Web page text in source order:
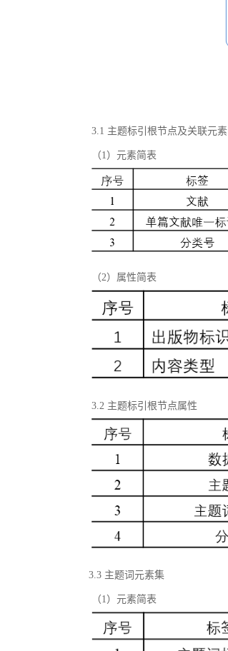
3.1 主题标引根节点及关联元素
（1）元素简表
（2）属性简表
3.2 主题标引根节点属性
3.3 主题词元素集
（1）元素简表